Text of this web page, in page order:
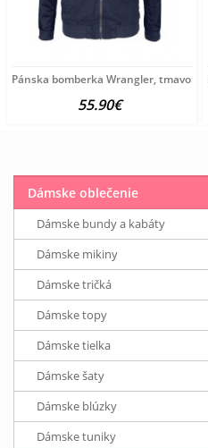
Pánska bomberka Wrangler,
55.90€
Dámske oblečenie
Dámske bundy a kabáty
Dámske mikiny
Dámske tričká
Dámske topy
Dámske tielka
Dámske šaty
Dámske blúzky
Dámske tuniky